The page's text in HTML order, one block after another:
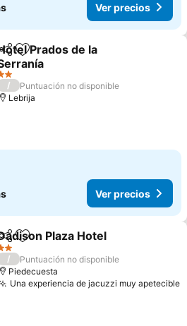
Ver precios
Agregar a favoritos
Prados de la
precios
Estrellas
/
Puntuación no disponible
Lebrija
Ver precios
Agregar a favoritos
Plaza Hotel
Estrellas
/
Puntuación no disponible
Piedecuesta
Una experiencia de jacuzzi muy apetecible